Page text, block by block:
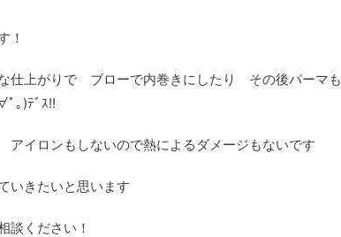
！
仕上がりで ブローで内巻きにしたり その後パーマも
｡)ﾃﾞｽ!!
イロンもしないので熱によるダメージもないです
いきたいと思います
ください！